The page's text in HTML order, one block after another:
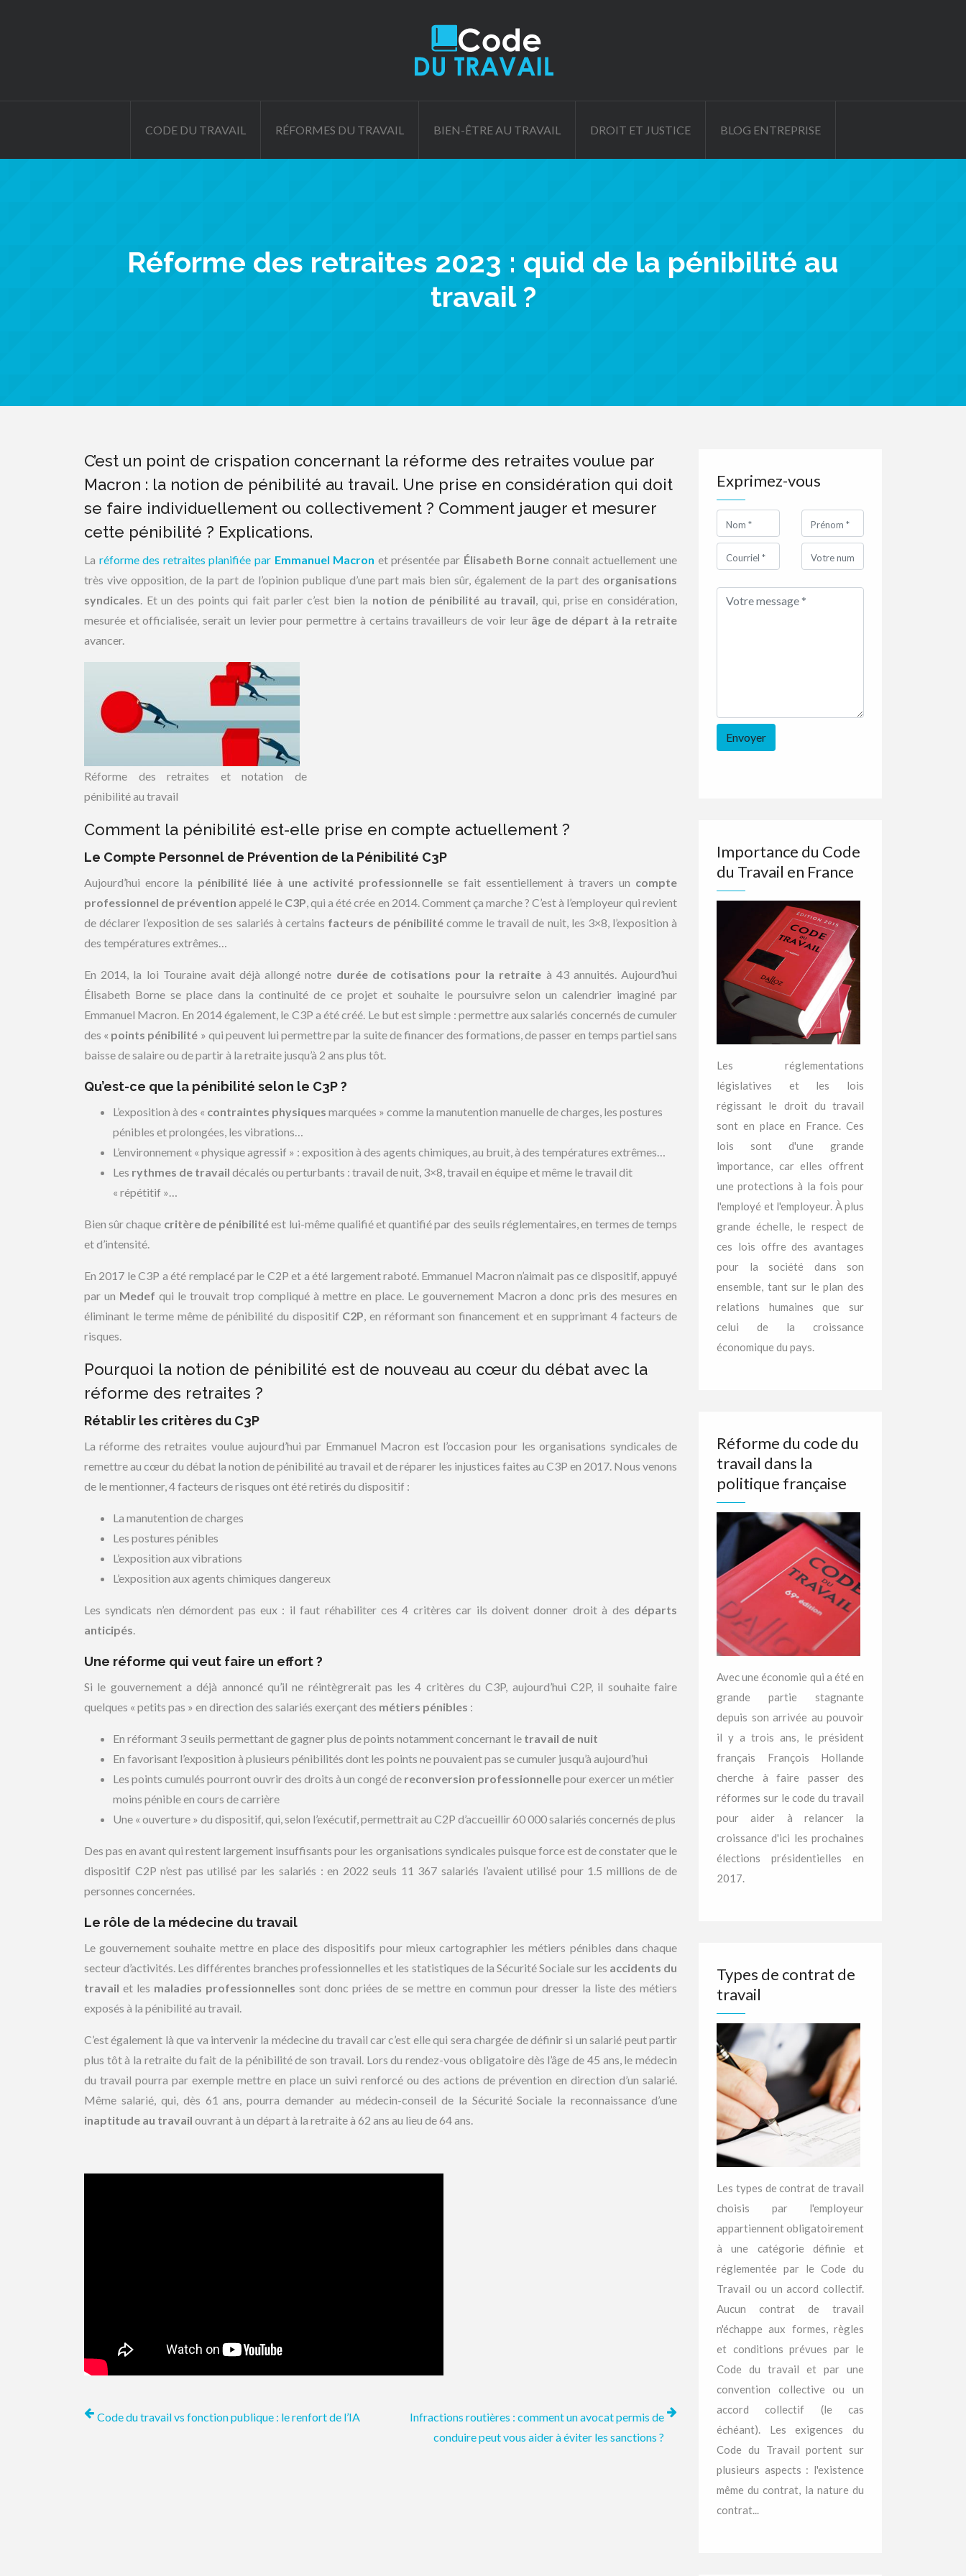
CODE DU TRAVAIL RÉFORMES DU TRAVAIL BIEN-ÊTRE AU TRAVAIL DROIT ET JUSTICE BLOG ENTREPRISE
Réforme des retraites 2023 : quid de la pénibilité au
travail ?
C’est un point de crispation concernant la réforme des retraites voulue par
Macron : la notion de pénibilité au travail. Une prise en considération qui doit
se faire individuellement ou collectivement ? Comment jauger et mesurer
cette pénibilité ? Explications.
La réforme des retraites planifiée par Emmanuel Macron et présentée par Élisabeth Borne connait actuellement une
très vive opposition, de la part de l’opinion publique d’une part mais bien sûr, également de la part des organisations
syndicales. Et un des points qui fait parler c’est bien la notion de pénibilité au travail, qui, prise en considération,
mesurée et officialisée, serait un levier pour permettre à certains travailleurs de voir leurâge de départ à la retraite
avancer.
Réforme des retraites et notation de
pénibilité au travail
Comment la pénibilité est-elle prise en compte actuellement ?
Le Compte Personnel de Prévention de la Pénibilité C3P
Aujourd’hui encore la pénibilité liée à une activité professionnelle se fait essentiellement à travers un compte
professionnel de prévention appelé le C3P, qui a été crée en 2014. Comment ça marche ? C’est à l’employeur qui revient
de déclarer l’exposition de ses salariés à certains facteurs de pénibilité comme le travail de nuit, les 3×8, l’exposition à
des températures extrêmes…
En 2014, la loi Touraine avait déjà allongé notre durée de cotisations pour la retraite à 43 annuités. Aujourd’hui
Élisabeth Borne se place dans la continuité de ce projet et souhaite le poursuivre selon un calendrier imaginé par
Emmanuel Macron. En 2014 également, le C3P a été créé. Le but est simple : permettre aux salariés concernés de cumuler
des « points pénibilité » qui peuvent lui permettre par la suite de financer des formations, de passer en temps partiel sans
baisse de salaire ou de partir à la retraite jusqu’à 2 ans plus tôt.
Qu’est-ce que la pénibilité selon le C3P ?
L’exposition à des « contraintes physiques marquées » comme la manutention manuelle de charges, les postures
pénibles et prolongées, les vibrations…
L’environnement « physique agressif » : exposition à des agents chimiques, au bruit, à des températures extrêmes…
Les rythmes de travail décalés ou perturbants : travail de nuit, 3×8, travail en équipe et même le travail dit
« répétitif »…
Bien sûr chaque critère de pénibilitéest lui-même qualifié et quantifié par des seuils réglementaires, en termes de temps
et d’intensité.
En 2017 le C3P a été remplacé par le C2P et a été largement raboté. Emmanuel Macron n’aimait pas ce dispositif, appuyé
par un Medef qui le trouvait trop compliqué à mettre en place. Le gouvernement Macron a donc pris des mesures en
éliminant le terme même de pénibilité du dispositif C2P, en réformant son financement et en supprimant 4 facteurs de
risques.
Pourquoi la notion de pénibilité est de nouveau au cœur du débat avec la
réforme des retraites ?
Rétablir les critères du C3P
La réforme des retraites voulue aujourd’hui par Emmanuel Macron est l’occasion pour les organisations syndicales de
remettre au cœur du débat la notion de pénibilité au travail et de réparer les injustices faites au C3P en 2017. Nous venons
de le mentionner, 4 facteurs de risques ont été retirés du dispositif :
La manutention de charges
Les postures pénibles
L’exposition aux vibrations
L’exposition aux agents chimiques dangereux
Les syndicats n’en démordent pas eux : il faut réhabiliter ces 4 critères car ils doivent donner droit à des départs
anticipés.
Une réforme qui veut faire un effort ?
Si le gouvernement a déjà annoncé qu’il ne réintègrerait pas les 4 critères du C3P, aujourd’hui C2P, il souhaite faire
quelques « petits pas » en direction des salariés exerçant des métiers pénibles :
En réformant 3 seuils permettant de gagner plus de points notamment concernant le travail de nuit
En favorisant l’exposition à plusieurs pénibilités dont les points ne pouvaient pas se cumuler jusqu’à aujourd’hui
Les points cumulés pourront ouvrir des droits à un congé de reconversion professionnellepour exercer un métier
moins pénible en cours de carrière
Une « ouverture » du dispositif, qui, selon l’exécutif, permettrait au C2P d’accueillir 60 000 salariés concernés de plus
Des pas en avant qui restent largement insuffisants pour les organisations syndicales puisque force est de constater que le
dispositif C2P n’est pas utilisé par les salariés : en 2022 seuls 11 367 salariés l’avaient utilisé pour 1.5 millions de de
personnes concernées.
Le rôle de la médecine du travail
Le gouvernement souhaite mettre en place des dispositifs pour mieux cartographier les métiers pénibles dans chaque
secteur d’activités. Les différentes branches professionnelles et les statistiques de la Sécurité Sociale sur les accidents du
travail et les maladies professionnelles sont donc priées de se mettre en commun pour dresser la liste des métiers
exposés à la pénibilité au travail.
C’est également là que va intervenir la médecine du travail car c’est elle qui sera chargée de définir si un salarié peut partir
plus tôt à la retraite du fait de la pénibilité de son travail. Lors du rendez-vous obligatoire dès l’âge de 45 ans, le médecin
du travail pourra par exemple mettre en place un suivi renforcé ou des actions de prévention en direction d’un salarié.
Même salarié, qui, dès 61 ans, pourra demander au médecin-conseil de la Sécurité Sociale la reconnaissance d’une
inaptitude au travail ouvrant à un départ à la retraite à 62 ans au lieu de 64 ans.
Code du travail vs fonction publique : le renfort de l’IA
Infractions routières : comment un avocat permis de
conduire peut vous aider à éviter les sanctions ?
Exprimez-vous
Importance du Code
du Travail en France
Les réglementations
législatives et les lois
régissant le droit du travail
sont en place en France. Ces
lois sont d'une grande
importance, car elles offrent
une protections à la fois pour
l'employé et l'employeur. À plus
grande échelle, le respect de
ces lois offre des avantages
pour la société dans son
ensemble, tant sur le plan des
relations humaines que sur
celui de la croissance
économique du pays.
Réforme du code du
travail dans la
politique française
Avec une économie qui a été en
grande partie stagnante
depuis son arrivée au pouvoir
il y a trois ans, le président
français François Hollande
cherche à faire passer des
réformes sur le code du travail
pour aider à relancer la
croissance d'ici les prochaines
élections présidentielles en
2017.
Types de contrat de
travail
Les types de contrat de travail
choisis par l'employeur
appartiennent obligatoirement
à une catégorie définie et
réglementée par le Code du
Travail ou un accord collectif.
Aucun contrat de travail
n'échappe aux formes, règles
et conditions prévues par le
Code du travail et par une
convention collective ou un
accord collectif (le cas
échéant). Les exigences du
Code du Travail portent sur
plusieurs aspects : l'existence
même du contrat, la nature du
contrat...